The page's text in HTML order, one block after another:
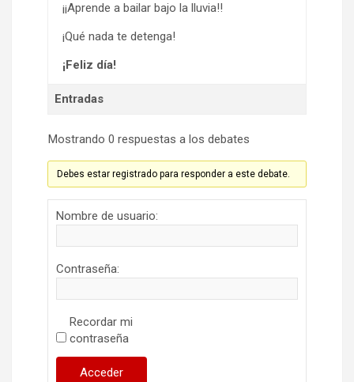
¡¡Aprende a bailar bajo la lluvia!!
¡Qué nada te detenga!
¡Feliz día!
Entradas
Mostrando 0 respuestas a los debates
Debes estar registrado para responder a este debate.
Nombre de usuario:
Contraseña:
Recordar mi
contraseña
Acceder